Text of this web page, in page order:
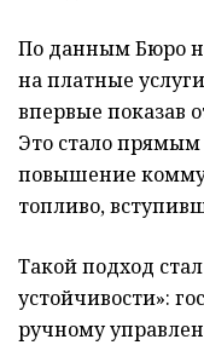
По данным Бюро
на платные
впервые показав
Это стало
повышение
топливо,
Такой подход
устойчивости»:
ручному